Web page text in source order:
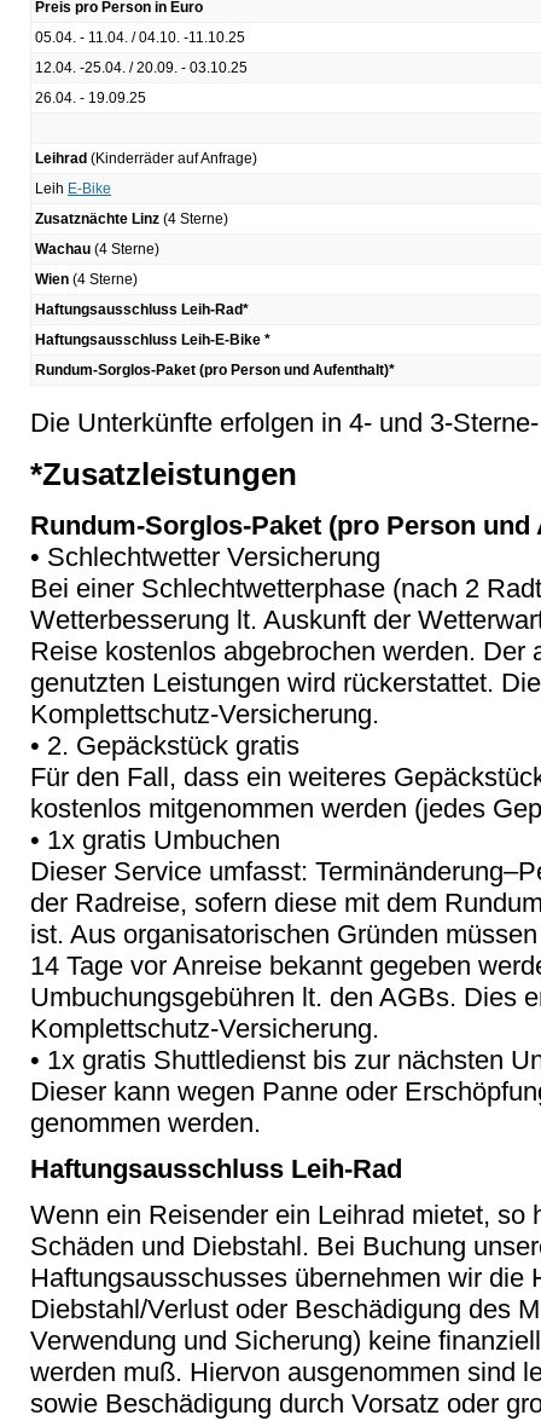
Preis pro Person in Euro
05.04. - 11.04. / 04.10. -11.10.25
12.04. -25.04. / 20.09. - 03.10.25
26.04. - 19.09.25
Leihrad (Kinderräder auf Anfrage)
Leih E-Bike
Zusatznächte Linz (4 Sterne)
Wachau (4 Sterne)
Wien (4 Sterne)
Haftungsausschluss Leih-Rad*
Haftungsausschluss Leih-E-Bike *
Rundum-Sorglos-Paket (pro Person und Aufenthalt)*
Die Unterkünfte erfolgen in 4- und 3-
*Zusatzleistungen
Rundum-Sorglos-Paket (pro Person und
• Schlechtwetter Versicherung
Bei einer Schlechtwetterphase (nach 2
Wetterbesserung lt. Auskunft der
Reise kostenlos abgebrochen werden. Der
genutzten Leistungen wird rückerstattet.
Komplettschutz-Versicherung.
• 2. Gepäckstück gratis
Für den Fall, dass ein weiteres
kostenlos mitgenommen werden (jedes
• 1x gratis Umbuchen
Dieser Service umfasst:
der Radreise, sofern diese mit dem
ist. Aus organisatorischen Gründen
14 Tage vor Anreise bekannt gegeben
Umbuchungsgebühren lt. den AGBs. Dies
Komplettschutz-Versicherung.
• 1x gratis Shuttledienst bis zur nächsten
Dieser kann wegen Panne oder
genommen werden.
Haftungsausschluss Leih-Rad
Wenn ein Reisender ein Leihrad mietet, so
Schäden und Diebstahl. Bei Buchung
Haftungsausschusses übernehmen wir die
Diebstahl/Verlust oder Beschädigung des
Verwendung und Sicherung) keine
werden muß. Hiervon ausgenommen sind
sowie Beschädigung durch Vorsatz oder